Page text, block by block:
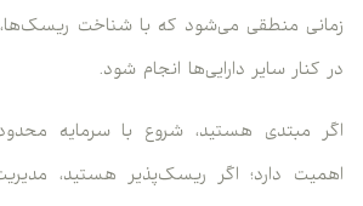
زمانی منطقی می‌شود که با شناخت
در کنار سایر دارایی‌ها انجام شود.
اگر مبتدی هستید، شروع با سرمایه
اهمیت دارد؛ اگر ریسک‌پذیر هستید،